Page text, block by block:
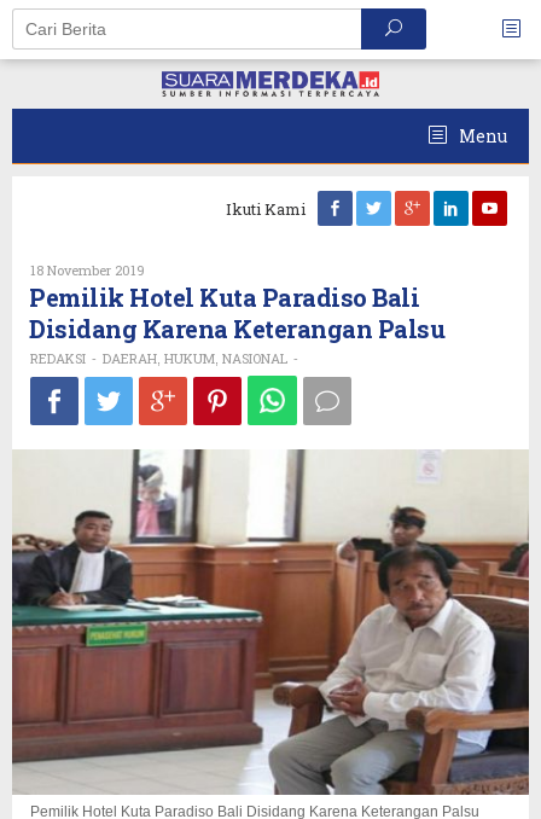
Skip
content
Menu
Ikuti Kami
18 November 2019
REDAKSI
Pemilik Hotel Kuta Paradiso Bali
Disidang Karena Keterangan Palsu
REDAKSI - DAERAH HUKUM NASIONAL -
Pemilik Hotel Kuta Paradiso Bali Disidang Karena Keterangan Palsu